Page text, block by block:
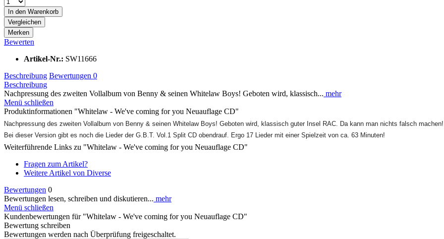
In den Warenkorb
Vergleichen
Merken
Bewerten
Artikel-Nr.: SW11666
Beschreibung Bewertungen 0
Beschreibung
Nachpressung des zweiten Vollalbum von Benny & seinen Whitelaw Boys! Geboten wird, klassisch... mehr
Menü schließen
Produktinformationen "Whitelaw - We've coming for you Neuauflage CD"
Nachpressung des zweiten Vollalbum von Benny & seinen Whitelaw Boys! Geboten wird, klassisch guter Insel RAC. Da kann man nichts falsch
Bei dieser Version gibt es noch die Lieder der G.B.T. Vol.1 Split CD obendrauf. Ergo 17 Lieder mit einer Spielzeit von ca. 63 Minuten!
Weiterführende Links zu "Whitelaw - We've coming for you Neuauflage CD"
Fragen zum Artikel?
Weitere Artikel von Diverse
Bewertungen 0
Bewertungen lesen, schreiben und diskutieren... mehr
Menü schließen
Kundenbewertungen für "Whitelaw - We've coming for you Neuauflage CD"
Bewertung schreiben
Bewertungen werden nach Überprüfung freigeschaltet.